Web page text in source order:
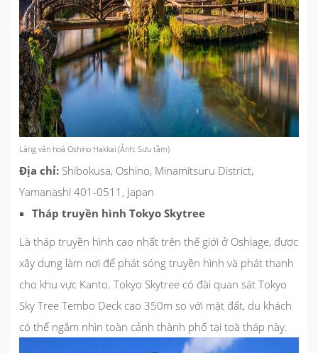
Làng văn hoá Oshino Hakkai (Ảnh: Sưu tầm)
Địa chỉ: Shibokusa, Oshino, Minamitsuru District,
Yamanashi 401-0511, Japan
Tháp truyền hình Tokyo Skytree
Là tháp truyền hình cao nhất trên thế giới ở Oshiage, được
xây dựng làm nơi để phát sóng truyền hình và phát thanh
cho khu vực Kanto. Tokyo Skytree có đài quan sát Tokyo
Sky Tree Tembo Deck cao 350m so với mặt đất, du khách
có thể ngắm nhìn toàn cảnh thành phố tại toà tháp này.